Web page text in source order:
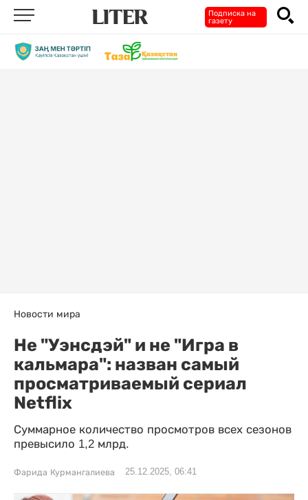
Подписка на
газету
Новости мира
Не "Уэнсдэй" и не "Игра в
кальмара": назван самый
просматриваемый сериал
Netflix
Суммарное количество просмотров всех сезонов
превысило 1,2 млрд.
Фарида Курмангалиева 25.12.2025, 06:41